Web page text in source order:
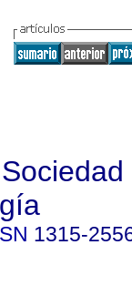
1315-